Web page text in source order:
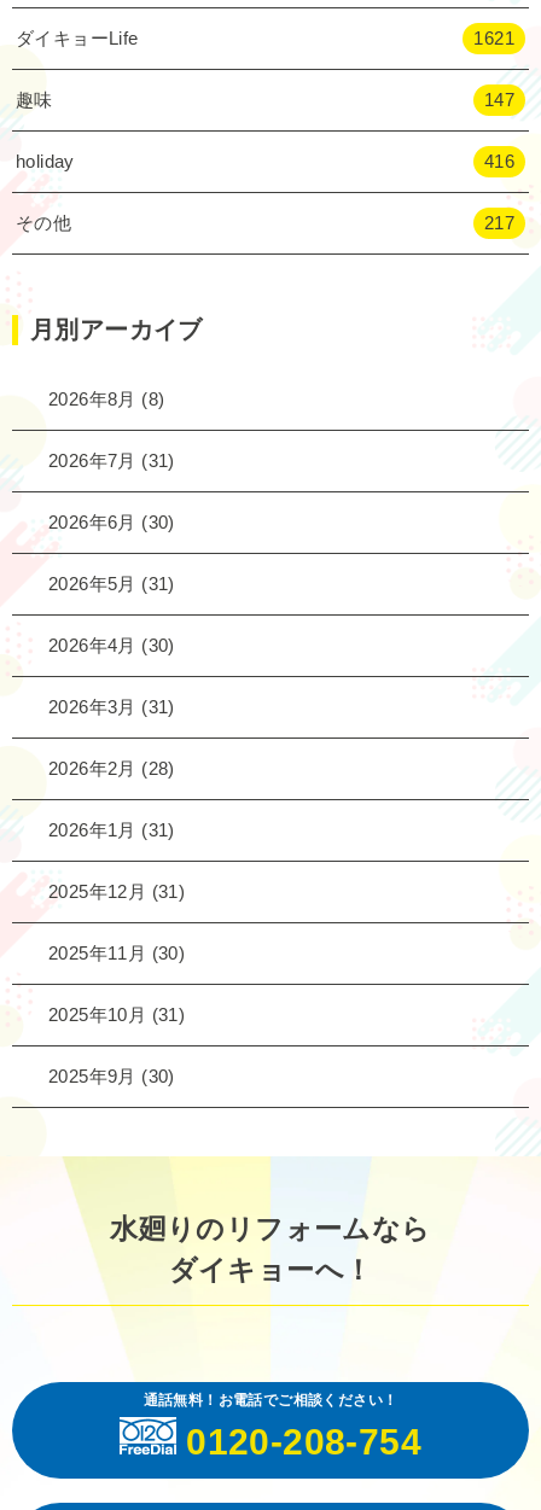
ダイキョーLife 1621
趣味 147
holiday 416
その他 217
月別アーカイブ
2026年8月 (8)
2026年7月 (31)
2026年6月 (30)
2026年5月 (31)
2026年4月 (30)
2026年3月 (31)
2026年2月 (28)
2026年1月 (31)
2025年12月 (31)
2025年11月 (30)
2025年10月 (31)
2025年9月 (30)
水廻りのリフォームなら
ダイキョーへ！
通話無料！お電話でご相談ください！
0120-208-754